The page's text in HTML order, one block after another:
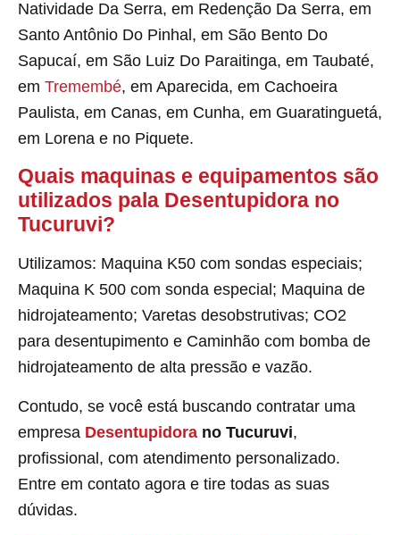
Natividade Da Serra, em Redenção Da Serra, em
Santo Antônio Do Pinhal, em São Bento Do
Sapucaí, em São Luiz Do Paraitinga, em Taubaté,
em Tremembé, em Aparecida, em Cachoeira
Paulista, em Canas, em Cunha, em Guaratinguetá,
em Lorena e no Piquete.
Quais maquinas e equipamentos são
utilizados pala Desentupidora no
Tucuruvi?
Utilizamos: Maquina K50 com sondas especiais;
Maquina K 500 com sonda especial; Maquina de
hidrojateamento; Varetas desobstrutivas; CO2
para desentupimento e Caminhão com bomba de
hidrojateamento de alta pressão e vazão.
Contudo, se você está buscando contratar uma
empresa Desentupidora no Tucuruvi,
profissional, com atendimento personalizado.
Entre em contato agora e tire todas as suas
dúvidas.